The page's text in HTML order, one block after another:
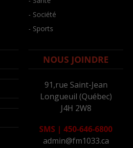
- Société
- Sports
NOUS JOINDRE
91,rue Saint-Jean
Longueuil (Québec)
J4H 2W8
SMS | 450-646-6800
admin@fm1033.ca